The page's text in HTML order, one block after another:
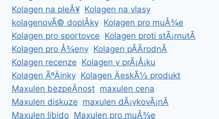
Kolagen na pleÅ¥ Kolagen na vlasy
kolagenovÃ© doplÅky Kolagen pro muÅ¾e
Kolagen pro sportovce Kolagen proti stÃ¡rnutÃ­
Kolagen pro Å¾eny Kolagen pÅÃ­rodnÃ­
Kolagen recenze Kolagen v prÃ¡Å¡ku
Kolagen ÃºÄinky Kolagen ÄeskÃ½ produkt
Maxulen bezpeÄnost maxulen cena
Maxulen diskuze maxulen dÃ¡vkovÃ¡nÃ­
Maxulen libido Maxulen pro muÅ¾e